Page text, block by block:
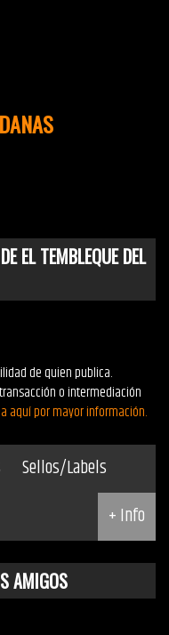
EL TEMBLEQUE DEL
de quien publica.
o intermediación
aquí por mayor información.
Sellos/Labels
+ Info
AMIGOS